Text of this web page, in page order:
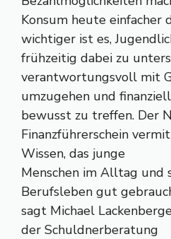
Konsum heute einfacher
wichtiger ist es,
frühzeitig dabei zu
verantwortungsvoll mit
umzugehen und
bewusst zu treffen. Der
Finanzführerschein
Wissen, das junge
Menschen im Alltag und
Berufsleben gut
sagt Michael
der Schuldnerberatung